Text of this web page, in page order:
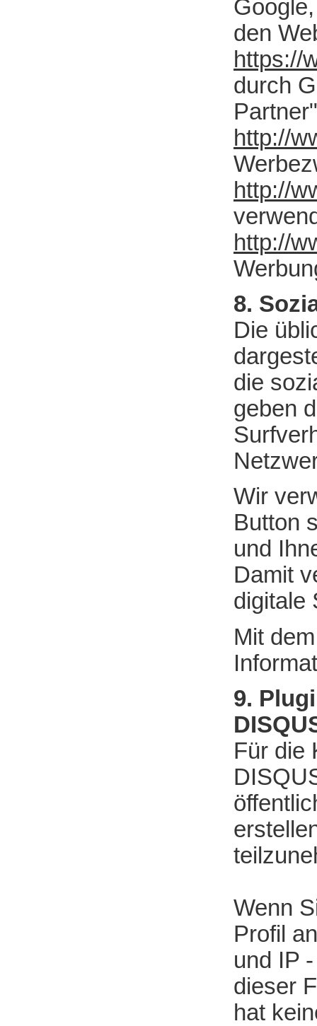
den
https://
durch
http://
http://
http://
8.
Die
die
geben
Wir
Button
und
Damit
digitale
Mit
9.
Für die
Wenn
Profil
und IP
dieser
hat